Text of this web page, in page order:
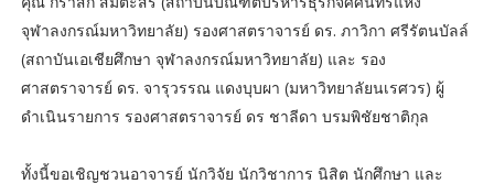
จุฬาลงกรณ์มหาวิทยาลัย) รองศาสตราจารย์ ดร. ภาวิกา ศรีรัตนบัลล์
(สถาบันเอเชียศึกษา จุฬาลงกรณ์มหาวิทยาลัย) และ รอง
ศาสตราจารย์ ดร. จารุวรรณ แดงบุบผา (มหาวิทยาลัยนเรศวร) ผู้
ดำเนินรายการ รองศาสตราจารย์ ดร ชาลีดา บรมพิชัยชาติกุล
ทั้งนี้ขอเชิญชวนอาจารย์ นักวิจัย นักวิชาการ นิสิต นักศึกษา และ